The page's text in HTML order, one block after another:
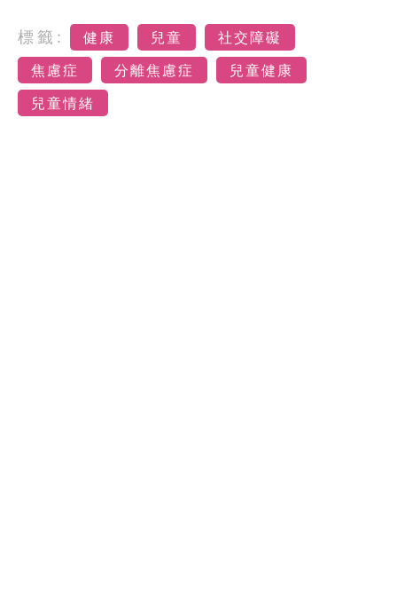
標籤: 健康 兒童
社交障礙
焦慮症
分離焦慮症
兒童健康
兒童情緒